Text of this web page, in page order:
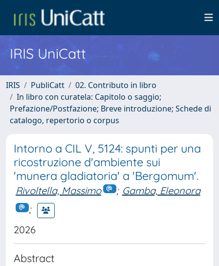
IRIS UniCatt
IRIS PubliCatt
02. Contributo in libro
In libro con curatela: Capitolo o saggio;
Prefazione/Postfazione; Breve introduzione; Schede di
catalogo, repertorio o corpus
Intorno a CIL V, 5124: spunti per una
ricostruzione d'ambiente sui
'munera gladiatoria' a 'Bergomum'.
Rivoltella, Massimo ; Gamba, Eleonora
;
2026
Abstract